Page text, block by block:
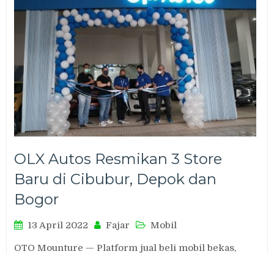
OLX Autos Resmikan 3 Store
Baru di Cibubur, Depok dan
Bogor
13 April 2022 Fajar Mobil
OTO Mounture — Platform jual beli mobil bekas,